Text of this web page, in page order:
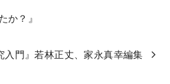
か？』
入門』若林正丈、家永真幸編集